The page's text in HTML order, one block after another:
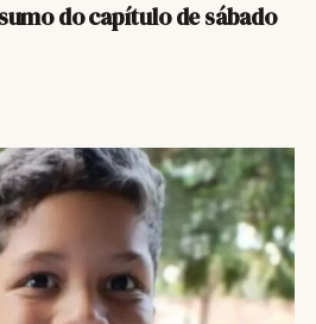
do capítulo de sábado